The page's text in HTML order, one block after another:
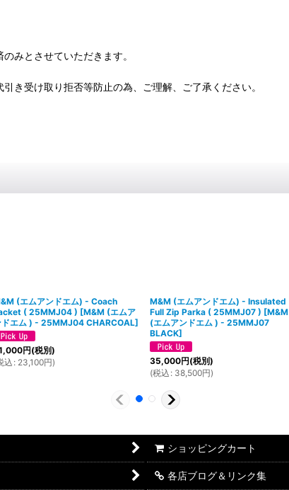
みとさせていただきます。
き受け取り拒否等防止の為、ご理解、ご了承ください。
(エムアンドエム) - Coach
( 25MMJ04 ) [M&M (エムア
ドエム ) - 25MMJ04 CHARCOAL]
円(税別)
込 : 23,100円)
M&M (エムアンドエム) - Insulated
Full Zip Parka ( 25MMJ07 ) [M&M
(エムアンドエム ) - 25MMJ07
BLACK]
35,000円(税別)
(税込 : 38,500円)
ショッピングカート
各店ブログ＆リンク集